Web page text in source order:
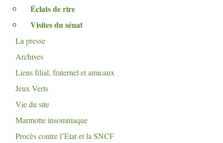
Éclats de rire
Visites du sénat
La presse
Archives
Liens filial, fraternel et amicaux
Jeux Verts
Vie du site
Marmotte insomniaque
Procès contre l’Etat et la SNCF